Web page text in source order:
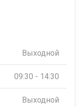
Выходной
09:30 - 14:30
Выходной